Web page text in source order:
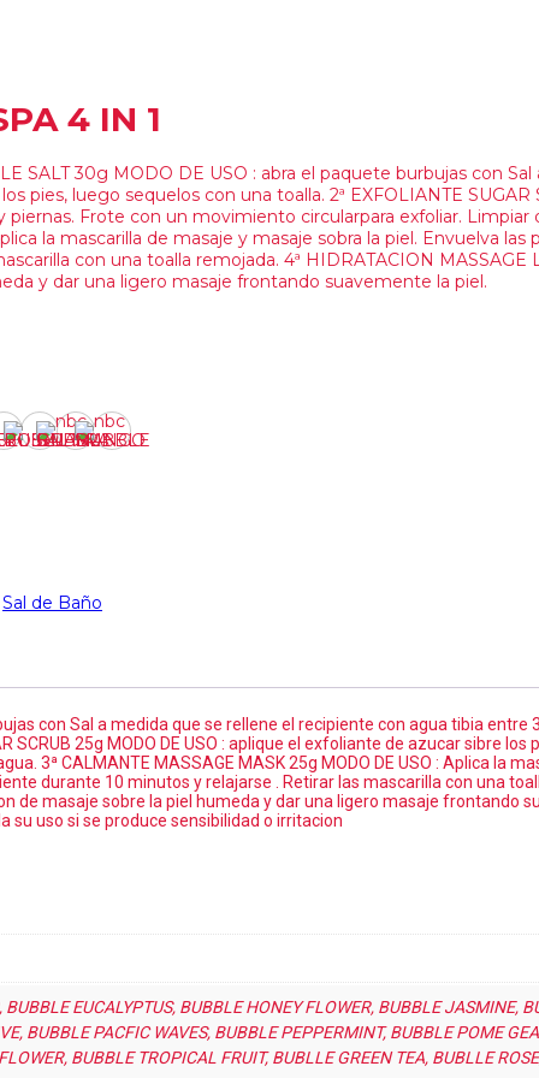
4 IN 1
SALT 30g MODO DE USO : abra el paquete burbujas con
pies, luego sequelos con una toalla. 2ª EXFOLIANTE SUGAR
piernas. Frote con un movimiento circularpara exfoliar. Limpiar
la mascarilla de masaje y masaje sobra la piel. Envuelva las
con una toalla remojada. 4ª HIDRATACION MASSAGE
y dar una ligero masaje frontando suavemente la piel.
Sal de Baño
con Sal a medida que se rellene el recipiente con agua tibia entre
SCRUB 25g MODO DE USO : aplique el exfoliante de azucar sibre los
3ª CALMANTE MASSAGE MASK 25g MODO DE USO : Aplica la
durante 10 minutos y relajarse . Retirar las mascarilla con una
de masaje sobre la piel humeda y dar una ligero masaje frontando
uso si se produce sensibilidad o irritacion
EUCALYPTUS, BUBBLE HONEY FLOWER, BUBBLE JASMINE,
BUBBLE PACFIC WAVES, BUBBLE PEPPERMINT, BUBBLE POME
BUBBLE TROPICAL FRUIT, BUBLLE GREEN TEA, BUBLLE